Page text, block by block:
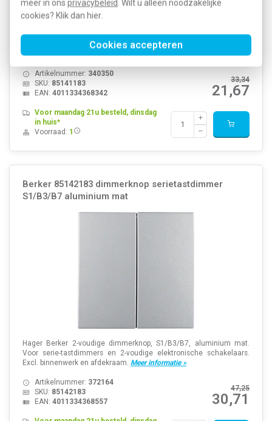
meer in ons privacybeleid. Wilt u alleen noodzakelijke
cookies? Klik dan hier.
Cookies accepteren
Hager Berker 1-voudige dimmerknop, geschikt voor o.a.
tastdimmers, S1/B3/B7, aluminium mat. Excl. binnenwerk en
afdekraam.Meer informatie »
33,34
21,67
Artikelnummer: 340350
SKU: 85141183
EAN: 4011334368342
Voor maandag 21u besteld, dinsdag
in huis*
Voorraad: 1
Berker 85142183 dimmerknop serietastdimmer
S1/B3/B7 aluminium mat
Hager Berker 2-voudige dimmerknop, S1/B3/B7, aluminium mat.
Voor serie-tastdimmers en 2-voudige elektronische schakelaars.
Excl. binnenwerk en afdekraam. Meer informatie »
47,25
30,71
Artikelnummer: 372164
SKU: 85142183
EAN: 4011334368557